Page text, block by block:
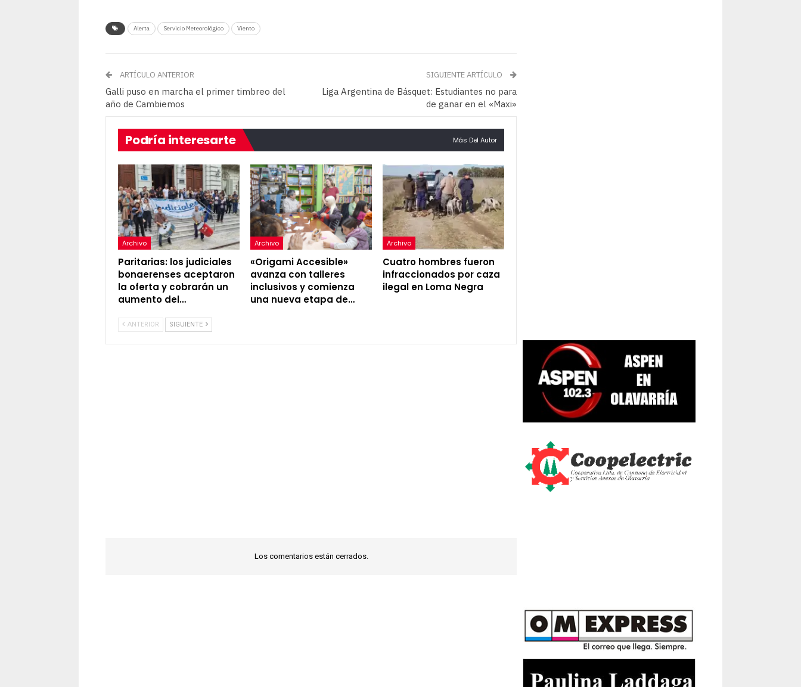
Alerta Servicio Meteorológico Viento
ARTÍCULO ANTERIOR
Galli puso en marcha el primer timbreo del
año de Cambiemos
SIGUIENTE ARTÍCULO
Liga Argentina de Básquet: Estudiantes no para
de ganar en el «Maxi»
Podría interesarte Más Del Autor
Archivo
Paritarias: los judiciales
bonaerenses aceptaron
la oferta y cobrarán un
aumento del…
Archivo
«Origami Accesible»
avanza con talleres
inclusivos y comienza
una nueva etapa de…
Archivo
Cuatro hombres fueron
infraccionados por caza
ilegal en Loma Negra
ANTERIOR SIGUIENTE
Los comentarios están cerrados.